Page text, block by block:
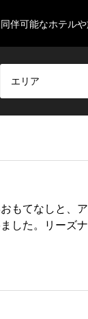
伴可能なホテル
エリア
もてなしと、
した。リーズ